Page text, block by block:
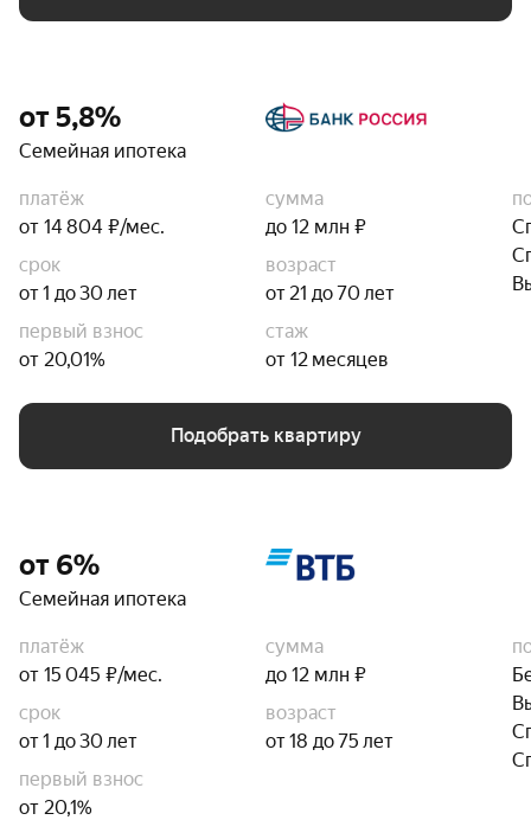
от 5,8%
Семейная ипотека
платёж
от 14 804 ₽/мес.
сумма
до 12 млн ₽
срок
от 1 до 30 лет
возраст
от 21 до 70 лет
первый взнос
от 20,01%
стаж
от 12 месяцев
Подобрать квартиру
от 6%
Семейная ипотека
платёж
от 15 045 ₽/мес.
сумма
до 12 млн ₽
срок
от 1 до 30 лет
возраст
от 18 до 75 лет
первый взнос
от 20,1%